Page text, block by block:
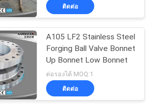
Steel
23
ติดต่อ
A105 LF2 Stainless Steel
Forging Ball Valve Bonnet
Up Bonnet Low Bonnet
ต่อรองได้ MOQ:1
ติดต่อ